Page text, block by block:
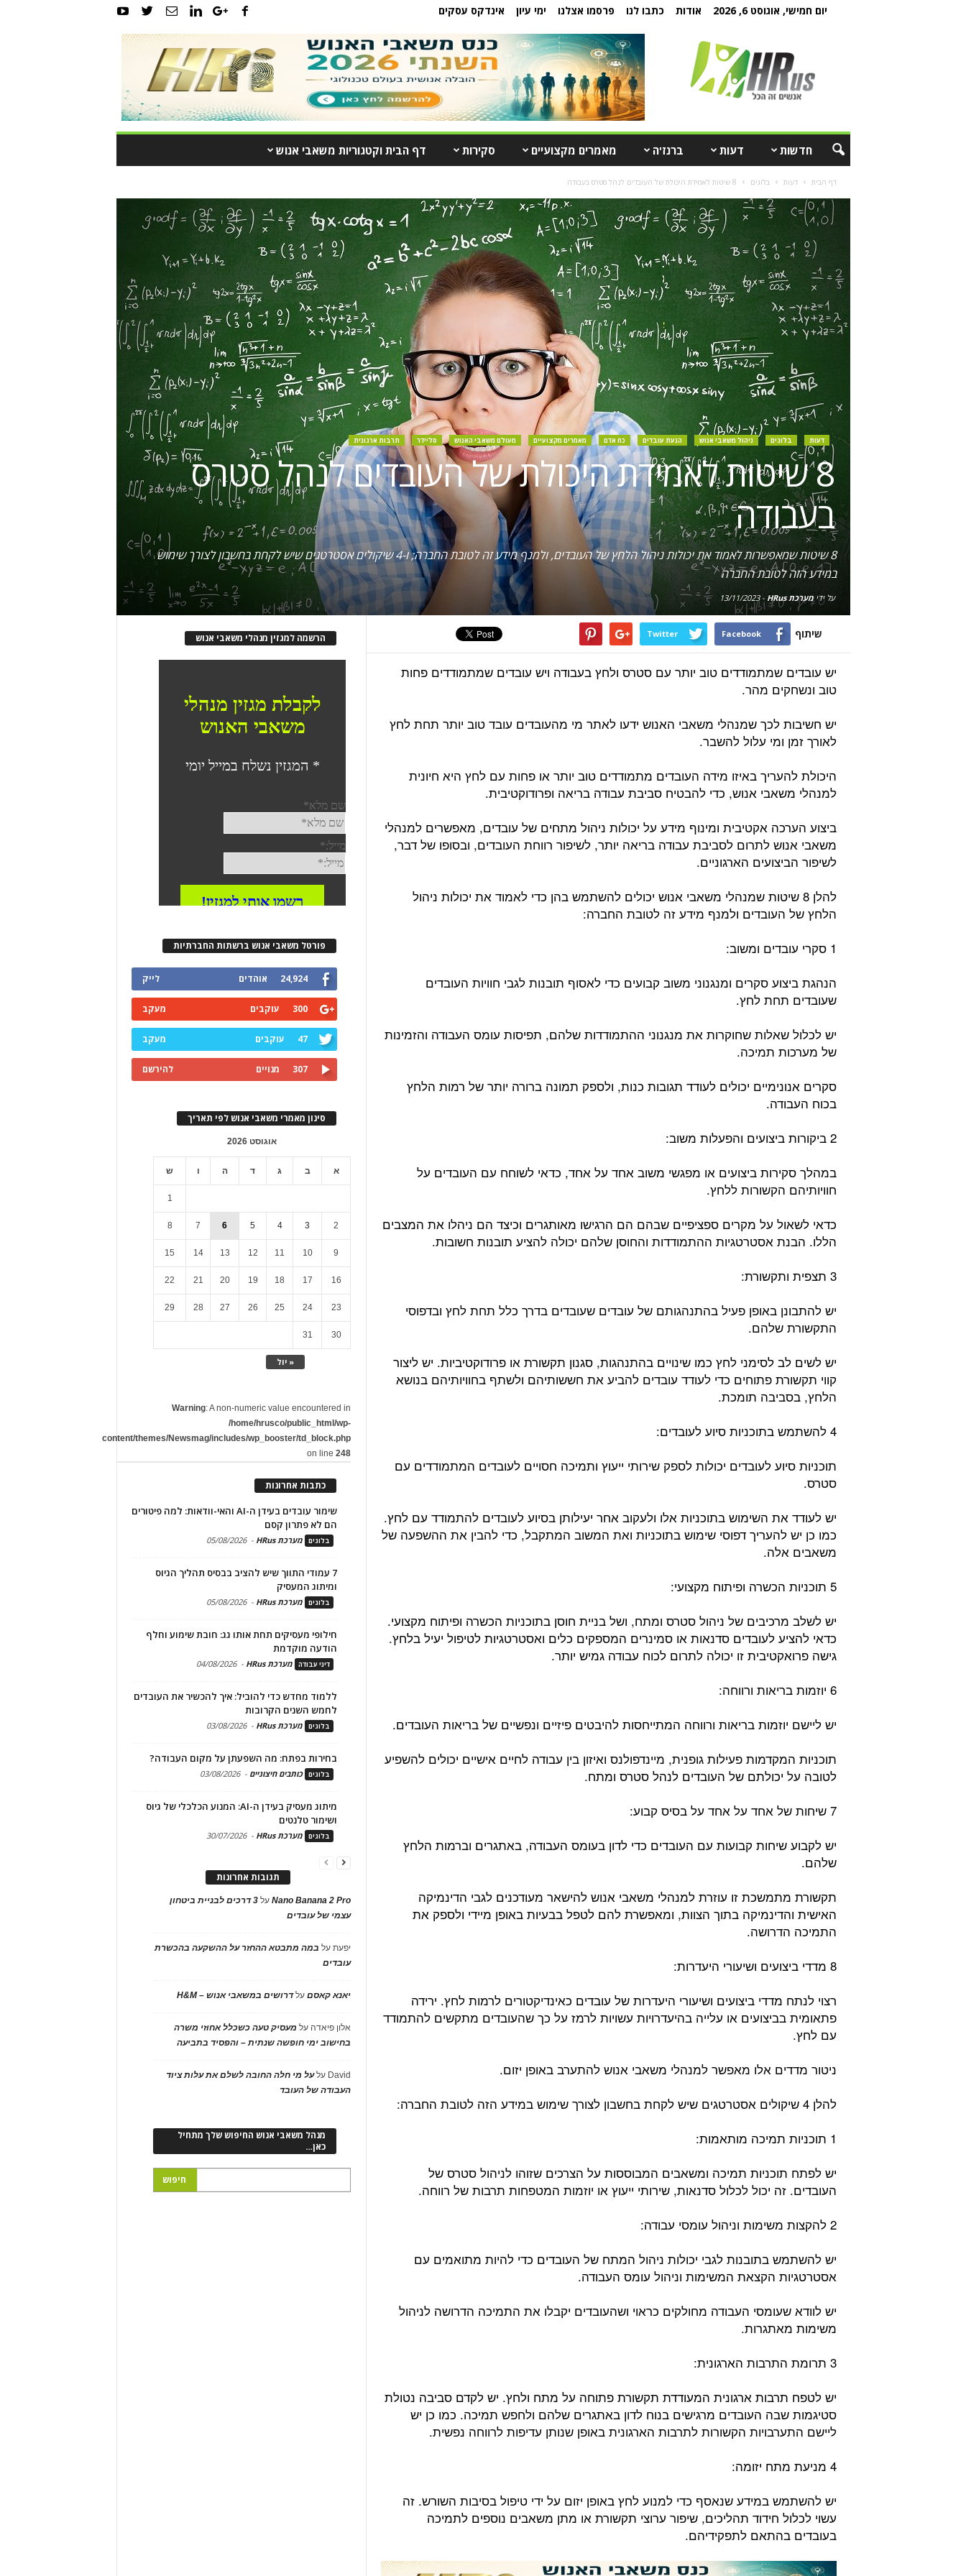
יום חמישי, אוגוסט 6, 2026 אודות כתבו לנו פרסמו אצלנו ימי עיון אינדקס עסקים
חדשות דעות ברנז'ה מאמרים מקצועיים סקירות דף הבית וקטגוריות משאבי אנוש
דף הבית דעות בלוגים 8 שיטות לאמידת היכולת של העובדים לנהל סטרס בעבודה
דעות בלוגים ניהול משאבי אנוש הנעת עובדים כח אדם מאמרים מקצועיים מעולם משאבי האנוש סליידר תרבות ארגונית
8 שיטות לאמידת היכולת של העובדים לנהל סטרס
בעבודה
8 שיטות שמאפשרות לאמוד את יכולות ניהול הלחץ של העובדים, ולמנף מידע זה לטובת החברה; ו-4 שיקולים אסטרטגים שיש לקחת בחשבון לצורך שימוש
במידע הזה לטובת החברה
על ידימערכת HRus -
13/11/2023
שיתוף Facebook
Twitter
יש עובדים שמתמודדים טוב יותר עם סטרס ולחץ בעבודה ויש עובדים שמתמודדים פחות
טוב ונשחקים מהר.
יש חשיבות לכך שמנהלי משאבי האנוש ידעו לאתר מי מהעובדים עובד טוב יותר תחת לחץ
לאורך זמן ומי עלול להשבר.
היכולת להעריך באיזו מידה העובדים מתמודדים טוב יותר או פחות עם לחץ היא חיונית
למנהלי משאבי אנוש, כדי להבטיח סביבת עבודה בריאה ופרודוקטיבית.
ביצוע הערכה אקטיבית ומינוף מידע על יכולות ניהול מתחים של עובדים, מאפשרים למנהלי
משאבי אנוש לתרום לסביבת עבודה בריאה יותר, לשיפור רווחת העובדים, ובסופו של דבר,
לשיפור הביצועים הארגוניים.
להלן 8 שיטות שמנהלי משאבי אנוש יכולים להשתמש בהן כדי לאמוד את יכולות ניהול
הלחץ של העובדים ולמנף מידע זה לטובת החברה:
1 סקרי עובדים ומשוב:
הנהגת ביצוע סקרים ומנגנוני משוב קבועים כדי לאסוף תובנות לגבי חוויות העובדים
שעובדים תחת לחץ.
יש לכלול שאלות שחוקרות את מנגנוני ההתמודדות שלהם, תפיסות עומס העבודה והזמינות
של מערכות תמיכה.
סקרים אנונימיים יכולים לעודד תגובות כנות, ולספק תמונה ברורה יותר של רמות הלחץ
בכוח העבודה.
2 ביקורות ביצועים והפעלות משוב:
במהלך סקירות ביצועים או מפגשי משוב אחד על אחד, כדאי לשוחח עם העובדים על
חוויותיהם הקשורות ללחץ.
כדאי לשאול על מקרים ספציפיים שבהם הם הרגישו מאותגרים וכיצד הם ניהלו את המצבים
הללו. הבנת אסטרטגיות ההתמודדות והחוסן שלהם יכולה להציע תובנות חשובות.
3 תצפית ותקשורת:
יש להתבונן באופן פעיל בהתנהגותם של עובדים שעובדים בדרך כלל תחת לחץ ובדפוסי
התקשורת שלהם.
יש לשים לב לסימני לחץ כמו שינויים בהתנהגות, סגנון תקשורת או פרודוקטיביות. יש ליצור
קווי תקשורת פתוחים כדי לעודד עובדים להביע את חששותיהם ולשתף בחוויותיהם בנושא
הלחץ, בסביבה תומכת.
4 להשתמש בתוכניות סיוע לעובדים:
תוכניות סיוע לעובדים יכולות לספק שירותי ייעוץ ותמיכה חסויים לעובדים המתמודדים עם
סטרס.
יש לעודד את השימוש בתוכניות אלו ולעקוב אחר יעילותן בסיוע לעובדים להתמודד עם לחץ.
כמו כן יש להעריך דפוסי שימוש בתוכניות ואת המשוב המתקבל, כדי להבין את ההשפעה של
משאבים אלה.
5 תוכניות הכשרה ופיתוח מקצועי:
יש לשלב מרכיבים של ניהול סטרס ומתח, ושל בניית חוסן בתוכניות הכשרה ופיתוח מקצועי.
כדאי להציע לעובדים סדנאות או סמינרים המספקים כלים ואסטרטגיות לטיפול יעיל בלחץ.
גישה פרואקטיבית זו יכולה לתרום לכוח עבודה גמיש יותר.
6 יוזמות בריאות ורווחה:
יש ליישם יוזמות בריאות ורווחה המתייחסות להיבטים פיזיים ונפשיים של בריאות העובדים.
תוכניות המקדמות פעילות גופנית, מיינדפולנס ואיזון בין עבודה לחיים אישיים יכולים להשפיע
לטובה על יכולתם של העובדים לנהל סטרס ומתח.
7 שיחות של אחד על אחד על בסיס קבוע:
יש לקבוע שיחות קבועות עם העובדים כדי לדון בעומס העבודה, באתגרים וברמות הלחץ
שלהם.
תקשורת מתמשכת זו עוזרת למנהלי משאבי אנוש להישאר מעודכנים לגבי הדינמיקה
האישית והדינמיקה בתוך הצוות, ומאפשרת להם לטפל בבעיות באופן מיידי ולספק את
התמיכה הדרושה.
8 מדדי ביצועים ושיעורי היעדרות:
רצוי לנתח מדדי ביצועים ושיעורי היעדרות של עובדים כאינדיקטורים לרמות לחץ. ירידה
פתאומית בביצועים או עלייה בהיעדרויות עשויות לרמז על כך שהעובדים מתקשים להתמודד
עם לחץ.
ניטור מדדים אלו מאפשר למנהלי משאבי אנוש להתערב באופן יזום.
להלן 4 שיקולים אסטרטגים שיש לקחת בחשבון לצורך שימוש במידע הזה לטובת החברה:
1 תוכניות תמיכה מותאמות:
יש לפתח תוכניות תמיכה ומשאבים המבוססות על הצרכים שזוהו לניהול סטרס של
העובדים. זה יכול לכלול סדנאות, שירותי ייעוץ או יוזמות המטפחות תרבות של רווחה.
2 להקצות משימות וניהול עומסי עבודה:
יש להשתמש בתובנות לגבי יכולות ניהול המתח של העובדים כדי להיות מתואמים עם
אסטרטגיות הקצאת המשימות וניהול עומס העבודה.
יש לוודא שעומסי העבודה מחולקים כראוי ושהעובדים יקבלו את התמיכה הדרושה לניהול
משימות מאתגרות.
3 תרומת התרבות הארגונית:
יש לטפח תרבות ארגונית המעודדת תקשורת פתוחה על מתח ולחץ. יש לקדם סביבה נטולת
סטיגמות שבה העובדים מרגישים בנוח לדון באתגרים שלהם ולחפש תמיכה. כמו כן יש
ליישם התערבויות הקשורות לתרבות הארגונית באופן שנותן עדיפות לרווחה נפשית.
4 מניעת מתח יזומה:
יש להשתמש במידע שנאסף כדי למנוע לחץ באופן יזום על ידי טיפול בסיבות השורש. זה
עשוי לכלול חידוד תהליכים, שיפור ערוצי תקשורת או מתן משאבים נוספים לתמיכה
בעובדים בהתאם לתפקידיהם.
הרשמה למגזין מנהלי משאבי אנוש
פורטל משאבי אנוש ברשתות החברתיות
24,924 אוהדים לייק
300 עוקבים מעקב
47 עוקבים מעקב
307 מנויים להירשם
סינון מאמרי משאבי אנוש לפי תאריך
אוגוסט 2026
א ב ג ד ה ו ש
« יול
1
2
3
4
5
6
7
8
9
10
11
12
13
14
15
16
17
18
19
20
21
22
23
24
25
26
27
28
29
30
31
Warning: A non-numeric value encountered in
/home/hrusco/public_html/wp-
content/themes/Newsmag/includes/wp_booster/td_block.php
on line248
כתבות אחרונות
שימור עובדים בעידן ה-AI והאי-וודאות: למה פיטורים
הם לא פתרון קסם
בלוגים מערכת HRus -
05/08/2026
7 עמודי התווך שיש להציב בבסיס תהליך הגיוס
ומיתוג המעסיק
בלוגים מערכת HRus -
05/08/2026
חילופי מעסיקים תחת אותו גג: חובת שימוע וחלף
הודעה מוקדמת
דיני עבודה מערכת HRus -
04/08/2026
ללמוד מחדש כדי להוביל: איך להכשיר את העובדים
לחמש השנים הקרובות
בלוגים מערכת HRus -
03/08/2026
בחירות בפתח: מה השפעתן על מקום העבודה?
בלוגים כותבים חיצוניים -
03/08/2026
מיתוג מעסיק בעידן ה-AI: המנוע הכלכלי של גיוס
ושימור טלנטים
בלוגים מערכת HRus -
30/07/2026
תגובות אחרונות
Nano Banana 2 Proעל
3 דרכים לבניית ביטחון
עצמי של עובדים
יפעתעל במה מתבטא ההחזר על ההשקעה בהכשרת
עובדים
יאנא קאסםעלדרושים במשאבי אנוש – H&M
אלון פיאדה על מעסיק טעה כשכלל אחוזי משרה
בחישוב ימי חופשה שנתית – והפסיד בתביעה
David עלעל מי חלה החובה לשלם את עלות ציוד
העבודה של העובד
מנהל משאבי אנוש החיפוש שלך מתחיל
כאן…